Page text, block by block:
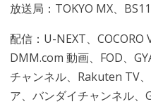
放送局：TOKYO MX、
配信：U-NEXT、COCORO
DMM.com 動画、FOD、
チャンネル、Rakuten TV
ア、バンダイチャンネル、